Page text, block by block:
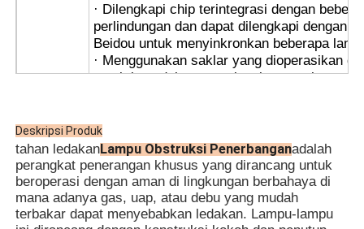
· Dilengkapi chip terintegrasi dengan
perlindungan dan dapat dilengkapi dengan
Beidou untuk menyinkronkan beberapa
· Menggunakan saklar yang dioperasikan
untuk keandalan yang tinggi, menyala
· Sinkronisasi nirkabel tersedia
kemudahan penggunaan dan instalasi;
memesan.
· Sangat cocok untuk pipa baja dan kabel
· Platform Minyak & Gas
· Pabrik Pengolahan Kimia
Deskripsi Produk
tahan ledakanLampu Obstruksi Penerbanganadalah
perangkat penerangan khusus yang dirancang untuk
beroperasi dengan aman di lingkungan berbahaya di
mana adanya gas, uap, atau debu yang mudah
terbakar dapat menyebabkan ledakan. Lampu-lampu